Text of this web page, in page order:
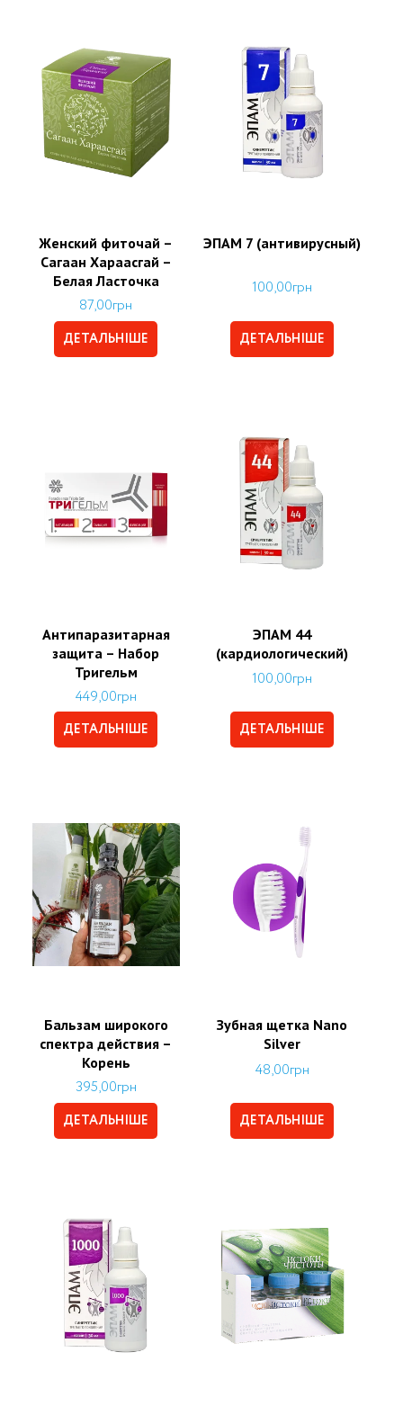
Женский фиточай –
Сагаан Хараасгай –
Белая Ласточка
87,00грн
ДЕТАЛЬНІШЕ
ЭПАМ 7 (антивирусный)
100,00грн
ДЕТАЛЬНІШЕ
Антипаразитарная
защита – Набор
Тригельм
449,00грн
ДЕТАЛЬНІШЕ
ЭПАМ 44
(кардиологический)
100,00грн
ДЕТАЛЬНІШЕ
Бальзам широкого
спектра действия –
Корень
395,00грн
ДЕТАЛЬНІШЕ
Зубная щетка Nano
Silver
48,00грн
ДЕТАЛЬНІШЕ